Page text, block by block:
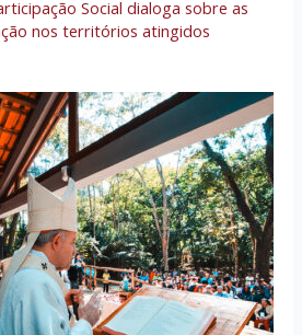
Social dialoga sobre as
nos territórios atingidos